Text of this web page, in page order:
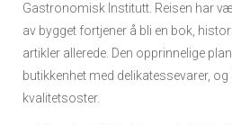
Gastronomisk Institutt. Reisen har
av bygget fortjener å bli en bok,
artikler allerede. Den opprinnelige
butikkenhet med delikatessevarer,
kvalitetsoster.